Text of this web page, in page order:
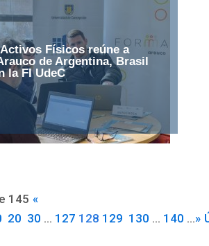
Físicos reúne a
de Argentina, Brasil
la FI UdeC
145 «
20 30 ... 127 128 129 130 ... 140 ...»